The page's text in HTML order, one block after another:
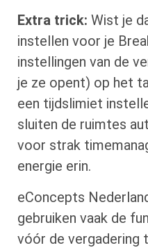
Extra trick: Wist je
instellen voor je
instellingen van de
je ze opent) op het
een tijdslimiet
sluiten de ruimtes
voor strak
energie erin.
eConcepts
gebruiken vaak de
vóór de vergadering